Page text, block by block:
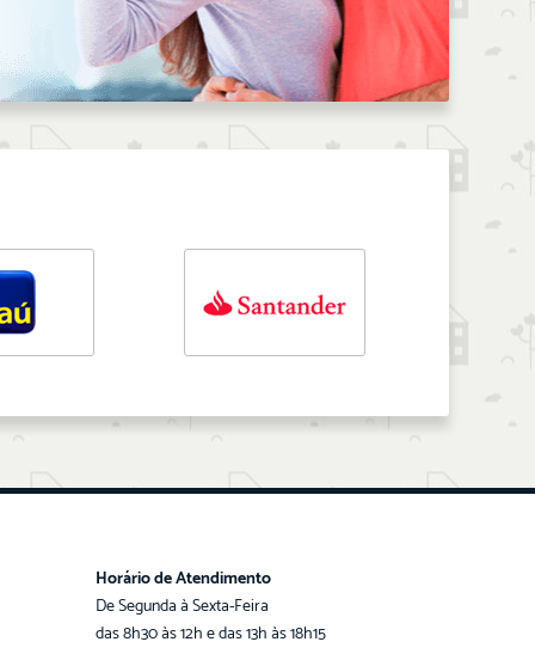
Horário de Atendimento
De Segunda à Sexta-Feira
das 8h30 às 12h e das 13h às 18h15